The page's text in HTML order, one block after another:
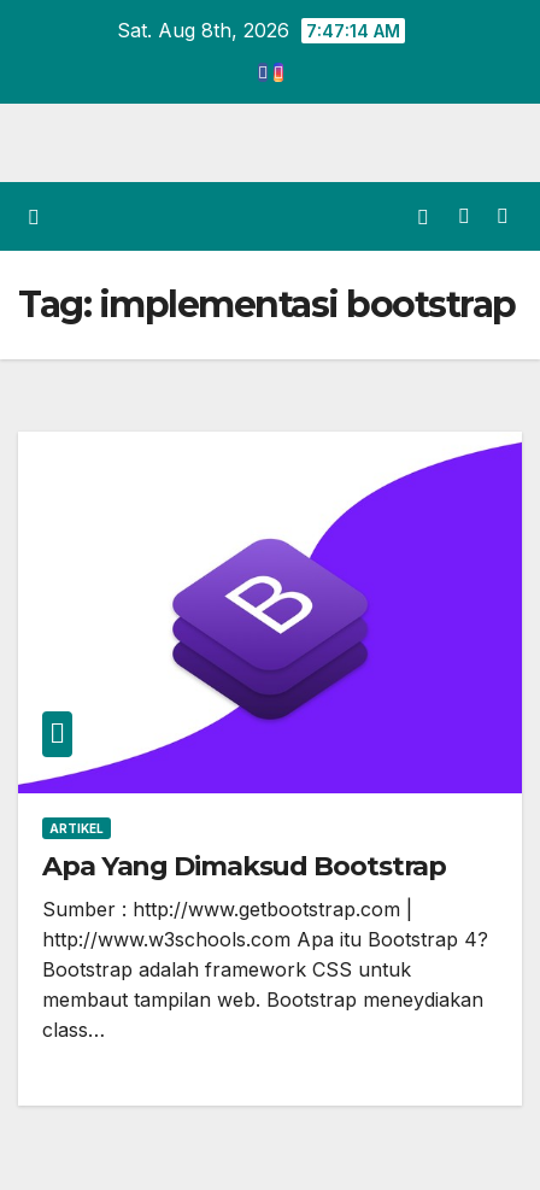
Sat. Aug 8th, 2026 7:47:14 AM
Tag: implementasi bootstrap
ARTIKEL
Apa Yang Dimaksud Bootstrap
Sumber : http://www.getbootstrap.com |
http://www.w3schools.com Apa itu Bootstrap 4?
Bootstrap adalah framework CSS untuk
membaut tampilan web. Bootstrap meneydiakan
class…